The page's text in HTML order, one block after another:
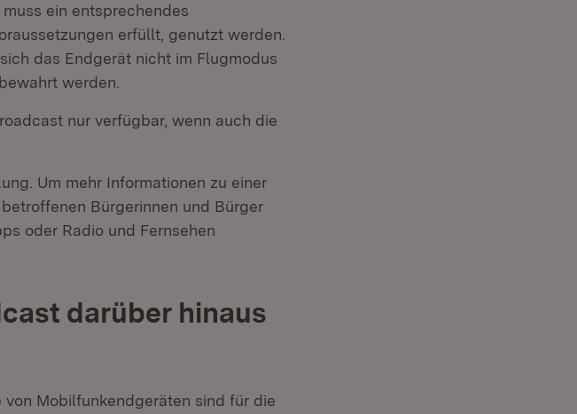
ein entsprechendes
erfüllt, genutzt werden.
das Endgerät nicht im Flugmodus
werden.
nur verfügbar, wenn auch die
Um mehr Informationen zu einer
Bürgerinnen und Bürger
oder Radio und Fernsehen
darüber hinaus
Mobilfunkendgeräten sind für die